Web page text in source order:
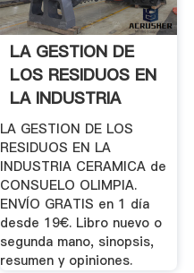
LA GESTION DE
LOS RESIDUOS EN
LA INDUSTRIA
CERAMICA ...
LA GESTION DE LOS
RESIDUOS EN LA
INDUSTRIA CERAMICA de
CONSUELO OLIMPIA.
ENVÍO GRATIS en 1 día
desde 19€. Libro nuevo o
segunda mano, sinopsis,
resumen y opiniones.